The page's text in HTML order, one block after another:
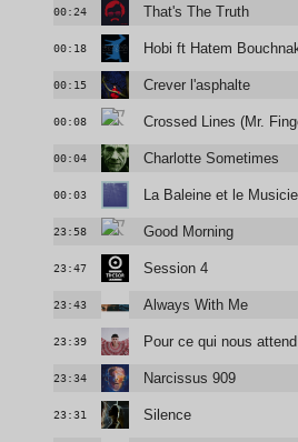
00:24 That's The Truth
00:18 Hobi ft Hatem
00:15 Crever l'asphalte
00:08 Crossed Lines (Mr.
00:04 Charlotte Sometimes
00:03 La Baleine et le
23:58 Good Morning
23:47 Session 4
23:43 Always With Me
23:39 Pour ce qui nous
23:34 Narcissus 909
23:31 Silence